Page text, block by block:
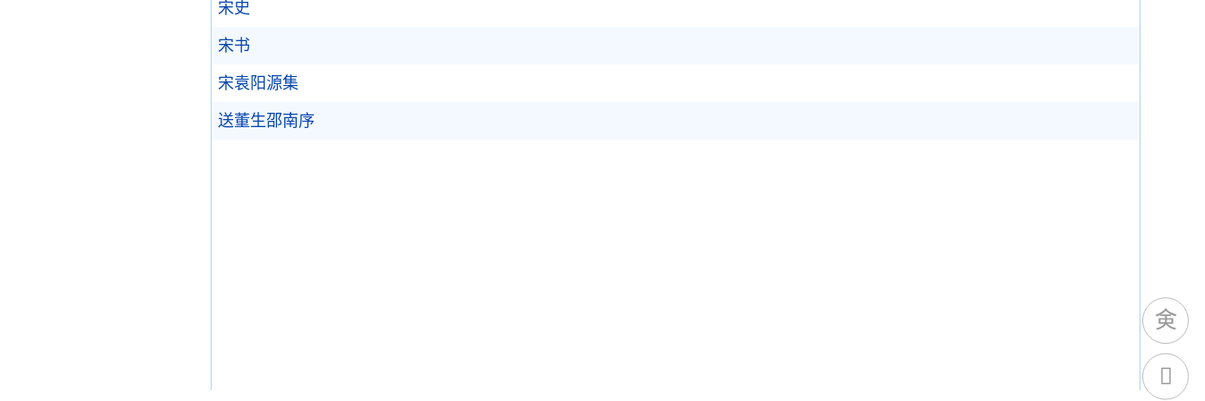
宋史
宋书
宋袁阳源集
送董生邵南序